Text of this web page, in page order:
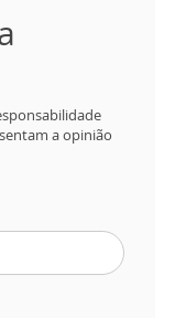
a opinião